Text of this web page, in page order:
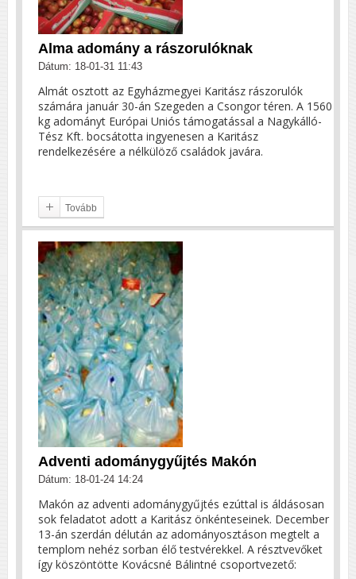
Alma adomány a rászorulóknak
Dátum: 18-01-31 11:43
Almát osztott az Egyházmegyei Karitász rászorulók
számára január 30-án Szegeden a Csongor téren. A 1560
kg adományt Európai Uniós támogatással a Nagykálló-
Tész Kft. bocsátotta ingyenesen a Karitász
rendelkezésére a nélkülöző családok javára.
Tovább
Adventi adománygyűjtés Makón
Dátum: 18-01-24 14:24
Makón az adventi adománygyűjtés ezúttal is áldásosan
sok feladatot adott a Karitász önkénteseinek. December
13-án szerdán délután az adományosztáson megtelt a
templom nehéz sorban élő testvérekkel. A résztvevőket
így köszöntötte Kovácsné Bálintné csoportvezető: